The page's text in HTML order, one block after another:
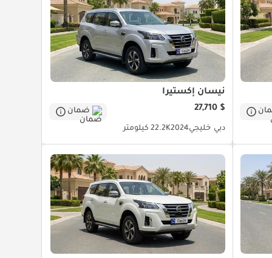
نيسان إكستيرا
$ 27,710
ضمان
دبي خليجي202422.2K كيلومتر